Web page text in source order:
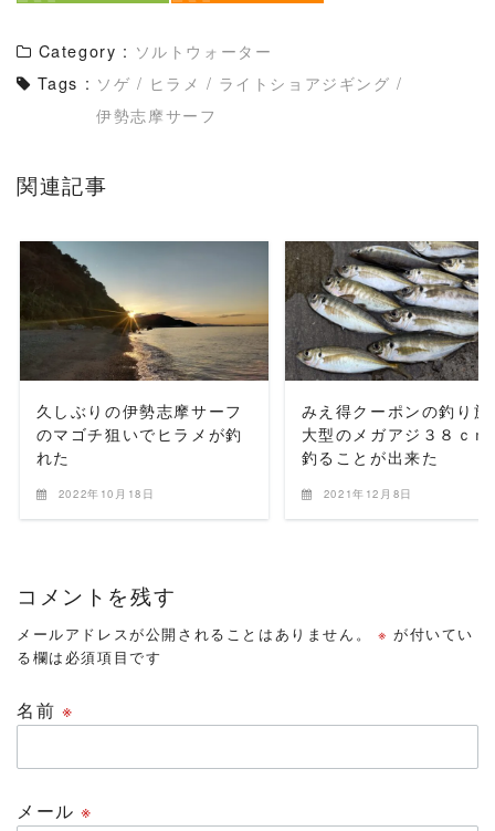
Category : ソルトウォーター
Tags : ソゲ / ヒラメ / ライトショアジギング /
伊勢志摩サーフ
関連記事
READ MORE
久しぶりの伊勢志摩サーフ
のマゴチ狙いでヒラメが釣
れた
2022年10月18日
READ MORE
みえ得クーポンの釣り旅
大型のメガアジ３８ｃｍ
釣ることが出来た
2021年12月8日
コメントを残す
メールアドレスが公開されることはありません。 ※ が付いてい
る欄は必須項目です
名前 ※
メール※